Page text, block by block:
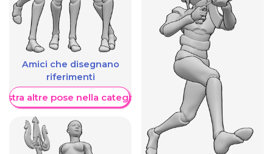
Amici che disegnano
riferimenti
altre pose nella categoria